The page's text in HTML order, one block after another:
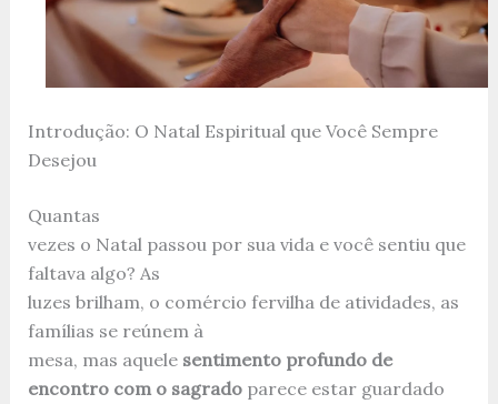
Introdução: O Natal Espiritual que Você Sempre
Desejou
Quantas
vezes o Natal passou por sua vida e você sentiu que
faltava algo? As
luzes brilham, o comércio fervilha de atividades, as
famílias se reúnem à
mesa, mas aquele sentimento profundo de
encontro com o sagradoparece estar guardado